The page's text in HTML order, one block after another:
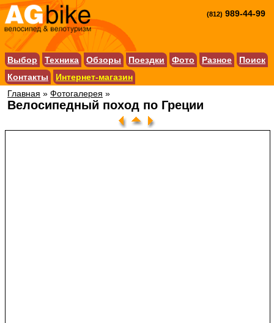
(812) 989-44-99
Выбор Техника Обзоры Поездки Фото Разное
Поиск
Контакты
Интернет-магазин
Главная » Фотогалерея »
Велосипедный поход по Греции